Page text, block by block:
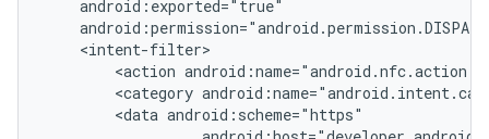
<action
<category
<data